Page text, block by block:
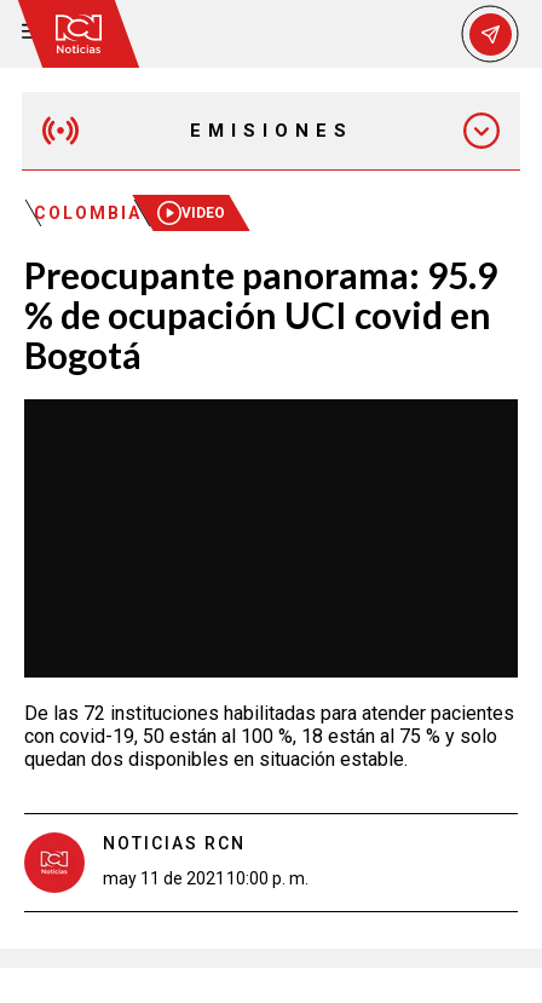
EMISIONES
EMISIÓN 12:30 PM
EMISIÓN 7:00 PM
COLOMBIA VIDEO
Preocupante panorama: 95.9
% de ocupación UCI covid en
Bogotá
De las 72 instituciones habilitadas para atender pacientes
con covid-19, 50 están al 100 %, 18 están al 75 % y solo
quedan dos disponibles en situación estable.
NOTICIAS RCN
may 11 de 2021 10:00 p. m.